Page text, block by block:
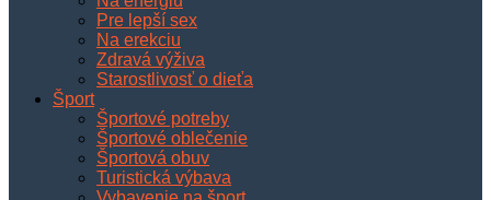
Pre lepší sex
Na erekciu
Zdravá výživa
Starostlivosť o dieťa
Šport
Športové potreby
Športové oblečenie
Športová obuv
Turistická výbava